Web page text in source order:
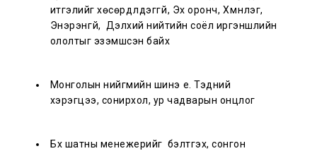
итгэлийг хөсөрдүүлдэггүй, Эх оронч, Хүмүүнлэг,
Энэрэнгүй, Дэлхий нийтийн соёл иргэншлийн
ололтыг эзэмшсэн байх
Монголын нийгмийн шинэ үе. Тэдний
хэрэгцээ, сонирхол, ур чадварын онцлог
Бүх шатны менежерийг бэлтгэх, сонгон